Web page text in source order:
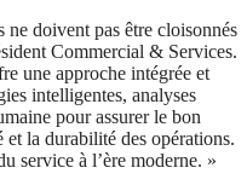
ne doivent pas être cloisonnés
Commercial & Services.
une approche intégrée et
intelligentes, analyses
pour assurer le bon
la durabilité des opérations.
service à l’ère moderne. »